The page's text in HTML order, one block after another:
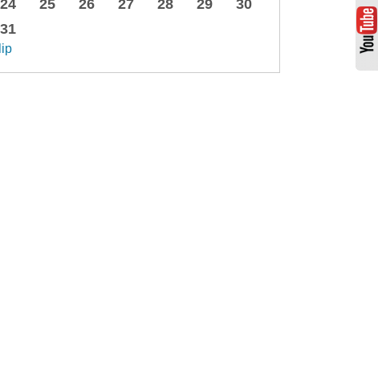
24
25 26 27 28 29
30
31